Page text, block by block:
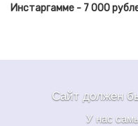
Инстаргамме - 7 000
Сайт должен
У нас